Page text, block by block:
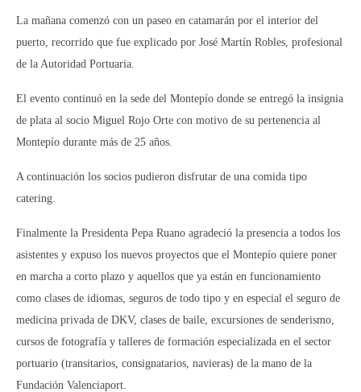
La mañana comenzó con un paseo en catamarán por el interior del
puerto, recorrido que fue explicado por José Martín Robles, profesional
de la Autoridad Portuaria.
El evento continuó en la sede del Montepío donde se entregó la insignia
de plata al socio Miguel Rojo Orte con motivo de su pertenencia al
Montepío durante más de 25 años.
A continuación los socios pudieron disfrutar de una comida tipo
catering.
Finalmente la Presidenta Pepa Ruano agradeció la presencia a todos los
asistentes y expuso los nuevos proyectos que el Montepío quiere poner
en marcha a corto plazo y aquellos que ya están en funcionamiento
como clases de idiomas, seguros de todo tipo y en especial el seguro de
medicina privada de DKV, clases de baile, excursiones de senderismo,
cursos de fotografía y talleres de formación especializada en el sector
portuario (transitarios, consignatarios, navieras) de la mano de la
Fundación Valenciaport.